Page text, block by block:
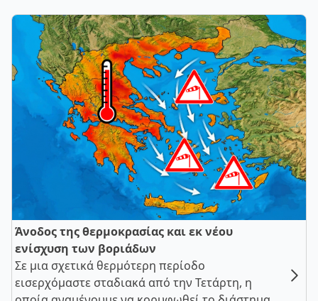
Άνοδος της θερμοκρασίας και εκ νέου
ενίσχυση των βοριάδων
Σε μια σχετικά θερμότερη περίοδο
εισερχόμαστε σταδιακά από την Τετάρτη, η